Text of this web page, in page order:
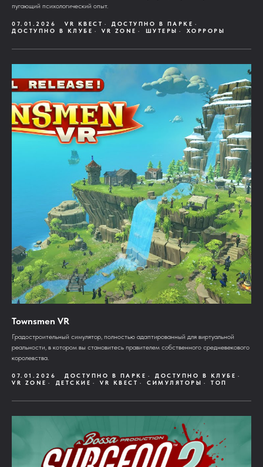
пугающий психологический опыт.
07.01.2026 VR КВЕСТ
ДОСТУПНО В ПАРКЕ
ДОСТУПНО В КЛУБЕ
VR ZONE ШУТЕРЫ ХОРРОРЫ
Townsmen VR
Градостроительный симулятор, полностью адаптированный для виртуальной
реальности, в котором вы становитесь правителем собственного средневекового
королевства.
07.01.2026 ДОСТУПНО В ПАРКЕ
ДОСТУПНО В КЛУБЕ
VR ZONE
ДЕТСКИЕ VR КВЕСТ СИМУЛЯТОРЫ ТОП